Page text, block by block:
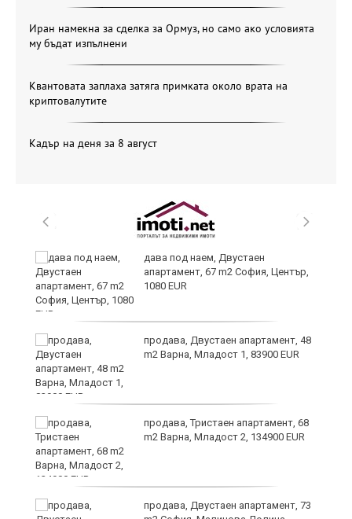
Иран намекна за сделка за Ормуз, но само ако условията
му бъдат изпълнени
Квантовата заплаха затяга примката около врата на
криптовалутите
Кадър на деня за 8 август
дава под наем, Двустаен
апартамент, 67 m2 София, Център,
1080 EUR
продава, Двустаен апартамент, 48
m2 Варна, Младост 1, 83900 EUR
продава, Тристаен апартамент, 68
m2 Варна, Младост 2, 134900 EUR
продава, Двустаен апартамент, 73